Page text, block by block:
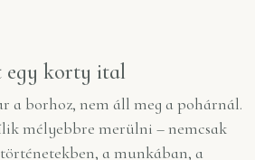
egy korty ital
a borhoz, nem áll meg a pohárnál.
mélyebbre merülni – nemcsak
a munkában, a